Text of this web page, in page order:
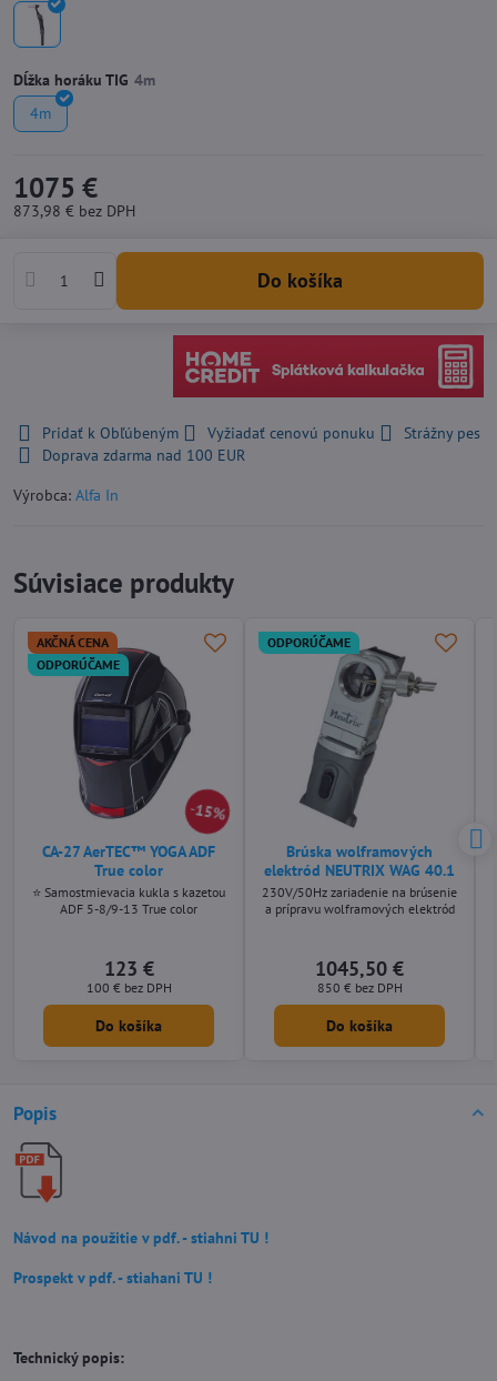
Dĺžka horáku TIG
4m
1075 €
873,98 € bez DPH
Do košíka
Pridať k Obľúbeným Vyžiadať cenovú ponuku
Strážny pes
Doprava zdarma nad 100 EUR
Výrobca: Alfa In
Popis
Návod na použitie v pdf. - stiahni TU !
Prospekt v pdf. - stiahani TU !
Technický popis:
Súvisiace produkty
15%
AKČNÁ CENA
ODPORÚČAME
CA-27 AerTEC™ YOGA ADF
True color
⭐ Samostmievacia kukla s kazetou
ADF 5-8/9-13 True color
123 €
100 € bez DPH
Do košíka
ODPORÚČAME
Brúska wolframových
elektród NEUTRIX WAG 40.1
230V/50Hz zariadenie na brúsenie
a prípravu wolframových elektród
1045,50 €
850 € bez DPH
Do košíka